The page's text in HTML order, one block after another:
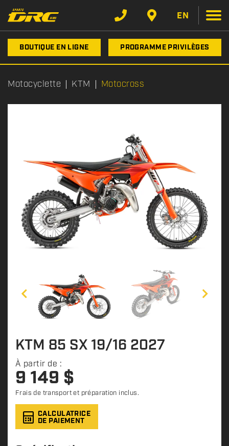
EN
BOUTIQUE EN LIGNE PROGRAMME PRIVILÈGES
Motocyclette KTM Motocross
KTM 85 SX 19/16 2027
À partir de :
9 149 $
Frais de transport et préparation inclus.
CALCULATRICE
DE PAIEMENT